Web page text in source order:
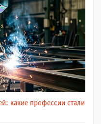
какие профессии стали